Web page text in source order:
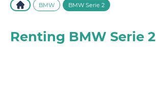
BMW BMW Serie 2
Renting BMW Serie 2